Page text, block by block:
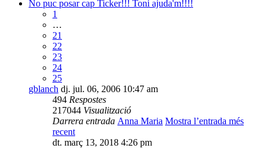
No puc posar cap Ticker!!! Toni ajuda'm!!!!
1
…
21
22
23
24
25
gblanch dj. jul. 06, 2006 10:47 am
494 Respostes
217044 Visualització
Darrera entrada Anna Maria Mostra l’entrada més
recent
dt. març 13, 2018 4:26 pm